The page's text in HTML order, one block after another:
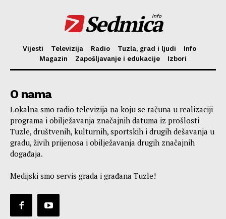
Sedmica
info
Vijesti Televizija Radio Tuzla, grad i ljudi
Info
Magazin
Zapošljavanje i edukacije Izbori
O nama
Lokalna smo radio televizija na koju se računa u realizaciji
programa i obilježavanja značajnih datuma iz prošlosti
Tuzle, društvenih, kulturnih, sportskih i drugih dešavanja u
gradu, živih prijenosa i obilježavanja drugih značajnih
događaja.
Medijski smo servis grada i građana Tuzle!